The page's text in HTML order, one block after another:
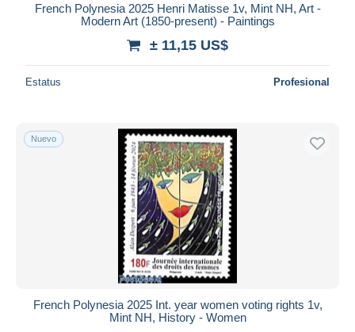
French Polynesia 2025 Henri Matisse 1v, Mint NH, Art -
Modern Art (1850-present) - Paintings
± 11,15 US$
Estatus Profesional
Nuevo
French Polynesia 2025 Int. year women voting rights 1v,
Mint NH, History - Women